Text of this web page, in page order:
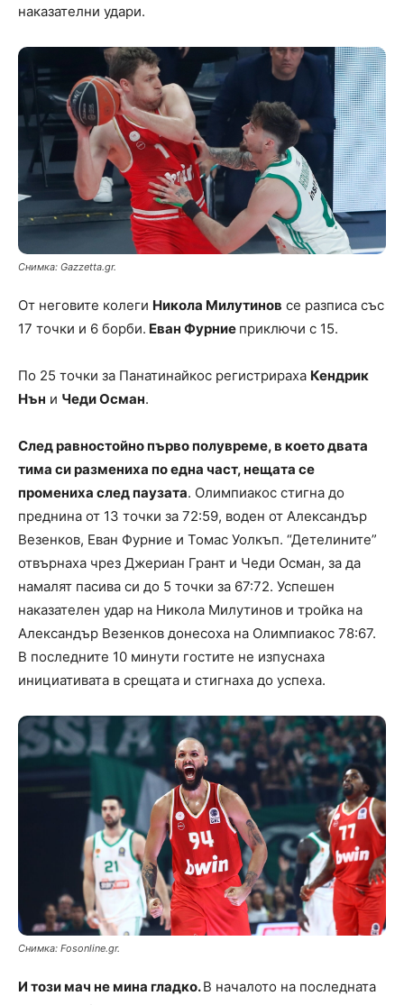
наказателни удари.
Снимка: Gazzetta.gr.
От неговите колеги Никола Милутинов се разписа със
17 точки и 6 борби. Еван Фурние приключи с 15.
По 25 точки за Панатинайкос регистрираха Кендрик
Нън и Чеди Осман.
След равностойно първо полувреме, в което двата
тима си размениха по една част, нещата се
промениха след паузата. Олимпиакос стигна до
преднина от 13 точки за 72:59, воден от Александър
Везенков, Еван Фурние и Томас Уолкъп. “Детелините”
отвърнаха чрез Джериан Грант и Чеди Осман, за да
намалят пасива си до 5 точки за 67:72. Успешен
наказателен удар на Никола Милутинов и тройка на
Александър Везенков донесоха на Олимпиакос 78:67.
В последните 10 минути гостите не изпуснаха
инициативата в срещата и стигнаха до успеха.
Снимка: Fosonline.gr.
И този мач не мина гладко.В началото на последната